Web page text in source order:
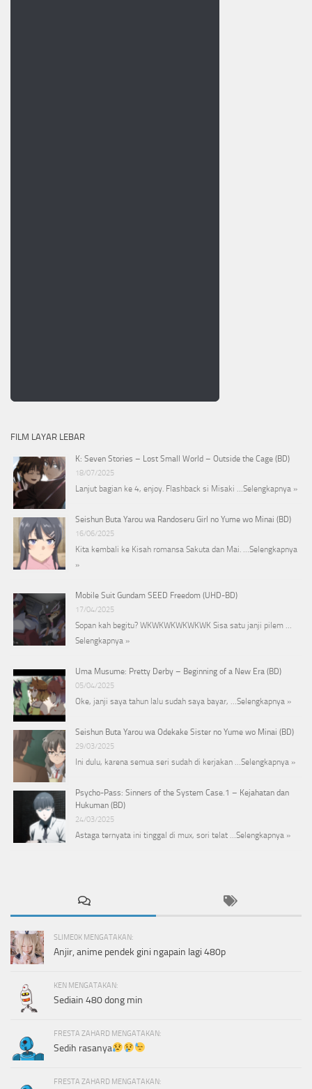
FILM LAYAR LEBAR
K: Seven Stories – Lost Small World – Outside the Cage (BD)
18/07/2025
Lanjut bagian ke 4, enjoy. Flashback si Misaki … Selengkapnya »
Seishun Buta Yarou wa Randoseru Girl no Yume wo Minai (BD)
16/06/2025
Kita kembali ke Kisah romansa Sakuta dan Mai. … Selengkapnya
»
Mobile Suit Gundam SEED Freedom (UHD-BD)
17/04/2025
Sopan kah begitu? WKWKWKWKWKWK Sisa satu janji pilem …
Selengkapnya »
Uma Musume: Pretty Derby – Beginning of a New Era (BD)
05/04/2025
Oke, janji saya tahun lalu sudah saya bayar, … Selengkapnya »
Seishun Buta Yarou wa Odekake Sister no Yume wo Minai (BD)
29/03/2025
Ini dulu, karena semua seri sudah di kerjakan … Selengkapnya »
Psycho-Pass: Sinners of the System Case.1 – Kejahatan dan
Hukuman (BD)
24/03/2025
Astaga ternyata ini tinggal di mux, sori telat … Selengkapnya »
SLIME0K MENGATAKAN:
Anjir, anime pendek gini ngapain lagi 480p
KEN MENGATAKAN:
Sediain 480 dong min
FRESTA ZAHARD MENGATAKAN:
Sedih rasanya
FRESTA ZAHARD MENGATAKAN: